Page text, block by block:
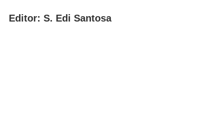
Editor: S. Edi Santosa